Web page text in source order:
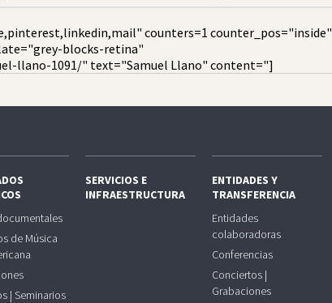
counters=1 counter_pos="inside"
blocks-retina"
llano-1091/" text="Samuel Llano" content="]
de Música
| Seminarios
SERVICIOS E
INFRAESTRUCTURA
ENTIDADES Y
TRANSFERENCIA
Entidades
colaboradoras
Conferencias
Conciertos |
Grabaciones